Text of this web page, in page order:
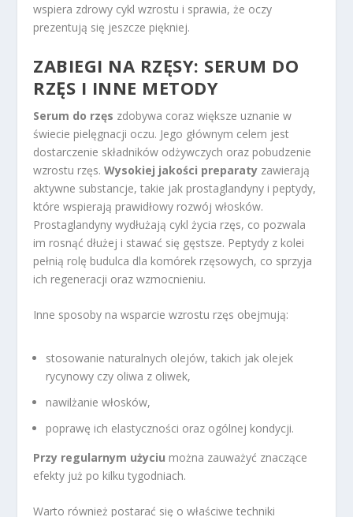
wspiera zdrowy cykl wzrostu i sprawia, że oczy
prezentują się jeszcze piękniej.
ZABIEGI NA RZĘSY: SERUM DO
RZĘS I INNE METODY
Serum do rzęs zdobywa coraz większe uznanie w
świecie pielęgnacji oczu. Jego głównym celem jest
dostarczenie składników odżywczych oraz pobudzenie
wzrostu rzęs.Wysokiej jakości preparaty zawierają
aktywne substancje, takie jak prostaglandyny i peptydy,
które wspierają prawidłowy rozwój włosków.
Prostaglandyny wydłużają cykl życia rzęs, co pozwala
im rosnąć dłużej i stawać się gęstsze. Peptydy z kolei
pełnią rolę budulca dla komórek rzęsowych, co sprzyja
ich regeneracji oraz wzmocnieniu.
Inne sposoby na wsparcie wzrostu rzęs obejmują:
stosowanie naturalnych olejów, takich jak olejek
rycynowy czy oliwa z oliwek,
nawilżanie włosków,
poprawę ich elastyczności oraz ogólnej kondycji.
Przy regularnym użyciu można zauważyć znaczące
efekty już po kilku tygodniach.
Warto również postarać się o właściwe techniki